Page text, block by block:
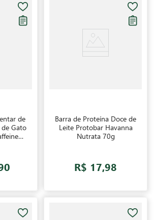
de
Gato
Barra de Proteína Doce de
Leite Protobar Havanna
Nutrata 70g
R$ 17,98